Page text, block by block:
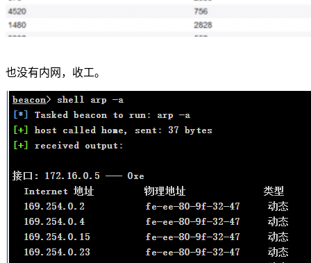
也没有内网，收工。